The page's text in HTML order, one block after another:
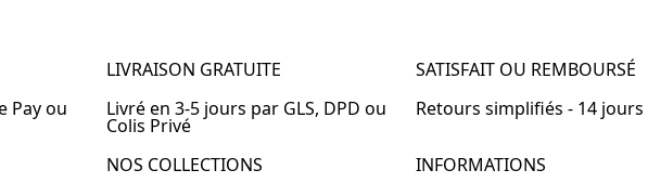
Pay ou
LIVRAISON GRATUITE
Livré en 3-5 jours par GLS, DPD ou
Colis Privé
SATISFAIT OU REMBOURSÉ
Retours simplifiés - 14 jours
NOS COLLECTIONS
INFORMATIONS